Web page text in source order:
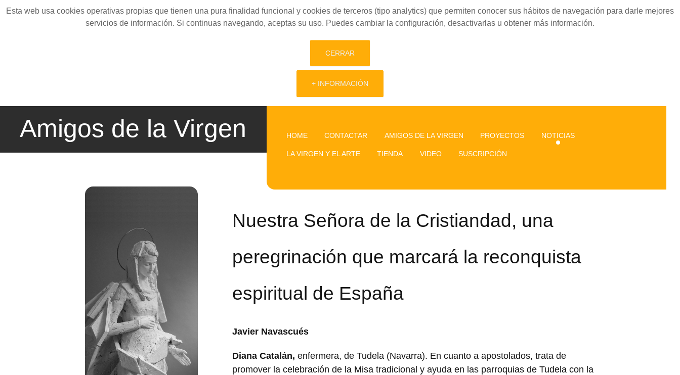
Esta web usa cookies operativas propias que tienen una pura finalidad funcional y cookies de terceros (tipo analytics) que permiten conocer sus hábitos de navegación para darle mejores
servicios de información. Si continuas navegando, aceptas su uso. Puedes cambiar la configuración, desactivarlas u obtener más información.
CERRAR
+ INFORMACIÓN
Amigos de la Virgen HOME CONTACTAR AMIGOS DE LA VIRGEN PROYECTOS NOTICIAS
LA VIRGEN Y EL ARTE TIENDA VIDEO SUSCRIPCIÓN
Nuestra Señora de la Cristiandad, una
peregrinación que marcará la reconquista
espiritual de España
Javier Navascués
Diana Catalán, enfermera, de Tudela (Navarra). En cuanto a apostolados, trata de
promover la celebración de la Misa tradicional y ayuda en las parroquias de Tudela con la